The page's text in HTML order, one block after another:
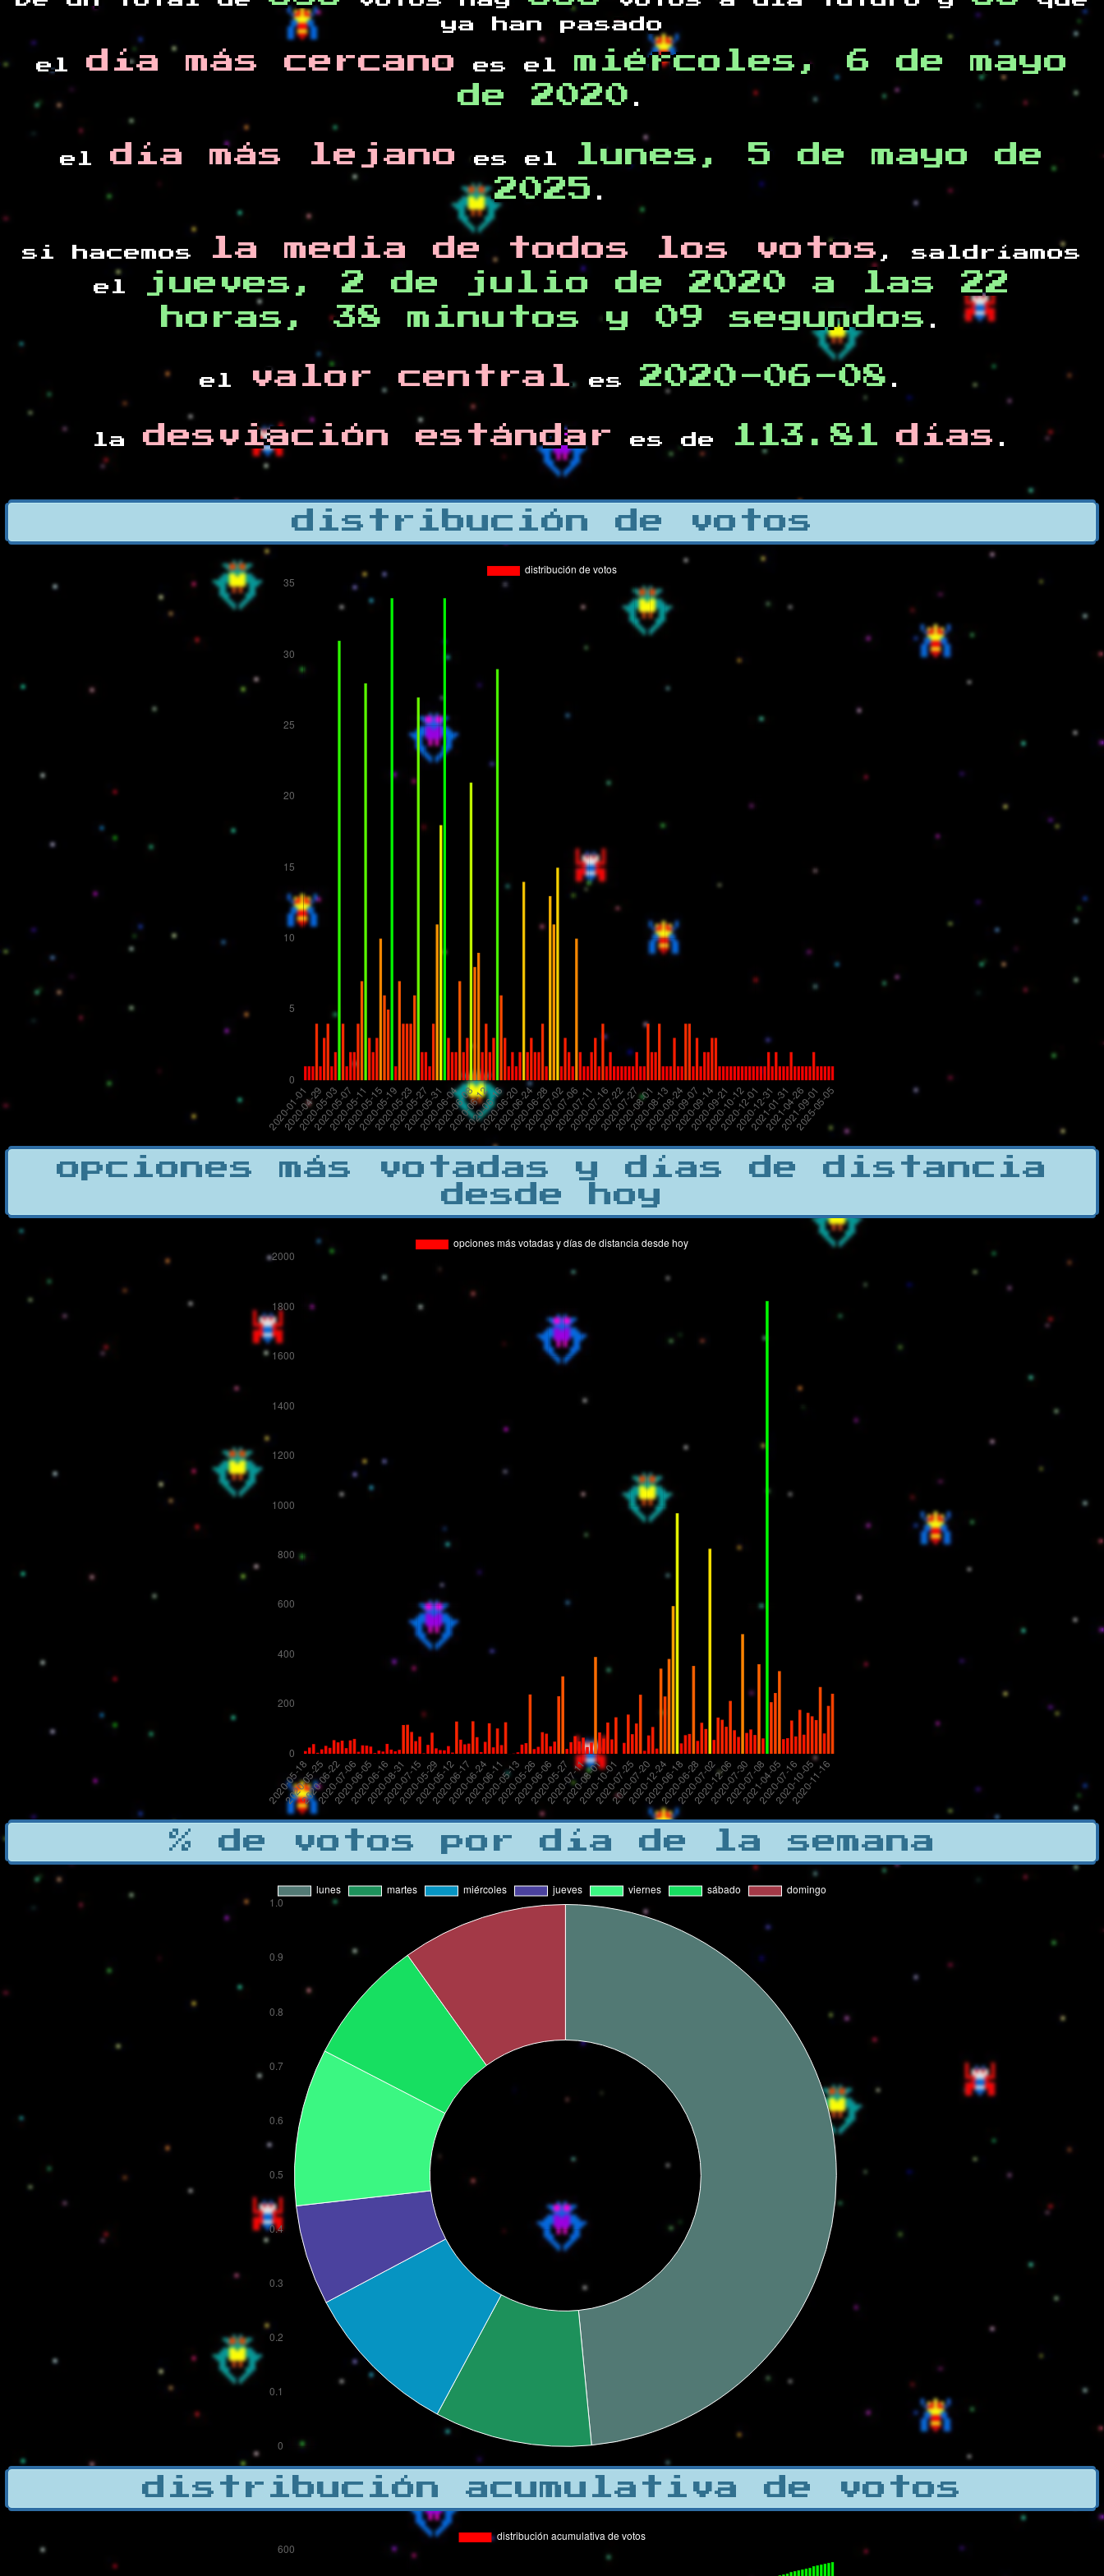
ya han pasado
el día más cercano es el miércoles, 6 de mayo
de 2020 .
el día más lejano es el
lunes, 5 de mayo de
2025 .
si hacemos la media de todos los votos , saldríamos
el
jueves, 2 de julio de 2020 a las 22
horas, 38 minutos y 09 segundos .
el valor centrales 2020-06-08 .
la desviación estándar es de 113.81 días .
distribución de votos
opciones más votadas y días de distancia
desde hoy
% de votos por día de la semana
distribución acumulativa de votos